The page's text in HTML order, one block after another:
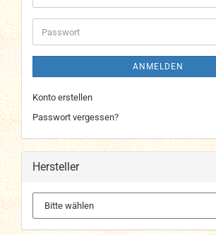
Mail-
Adresse
Passwort
ANMELDEN
Konto erstellen
Passwort vergessen?
Hersteller